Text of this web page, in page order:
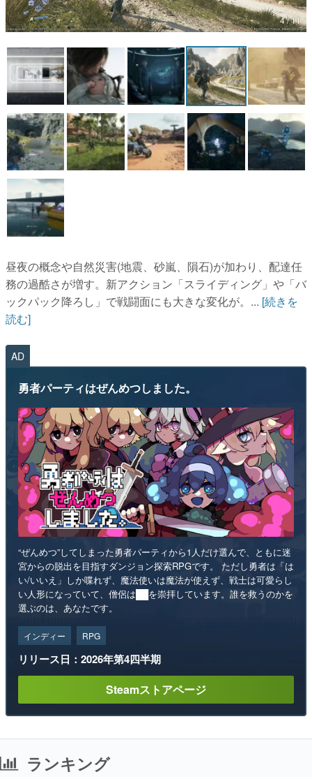
運営：株式会社マレ
4 / 11
昼夜の概念や自然災害(地震、砂嵐、隕石)が加わり、配達任
務の過酷さが増す。新アクション「スライディング」や「バ
ックパック降ろし」で戦闘面にも大きな変化が。... [続きを
読む]
AD
勇者パーティはぜんめつしました。
“ぜんめつ”してしまった勇者パーティから1人だけ選んで、ともに迷
宮からの脱出を目指すダンジョン探索RPGです。 ただし勇者は「は
い/いいえ」しか喋れず、魔法使いは魔法が使えず、戦士は可愛らし
い人形になっていて、僧侶は██を崇拝しています。誰を救うのかを
選ぶのは、あなたです。
インディー RPG
リリース日：2026年第4四半期
Steamストアページ
ランキング